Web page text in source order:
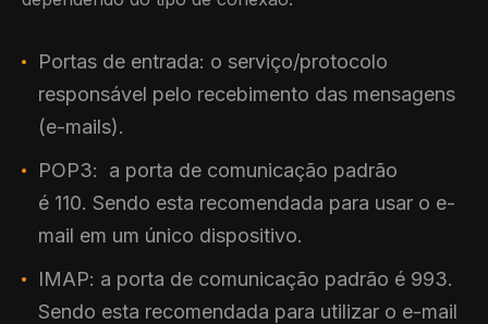
Portas de entrada: o serviço/protocolo
responsável pelo recebimento das mensagens
(e-mails).
POP3: a porta de comunicação padrão
é 110. Sendo esta recomendada para usar o e-
mail em um único dispositivo.
IMAP: a porta de comunicação padrão é 993.
Sendo esta recomendada para utilizar o e-mail